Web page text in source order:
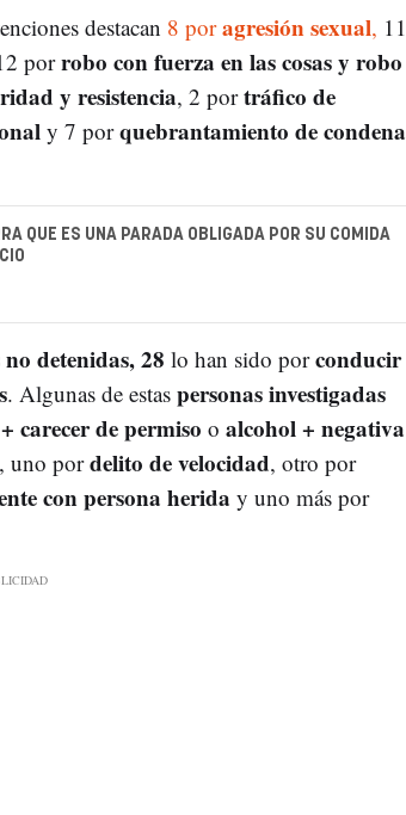
destacan 8 poragresión sexual, 11
porrobo con fuerza en las cosas y robo
y resistencia, 2 portráfico de
y 7 porquebrantamiento de condena
QUE ES UNA PARADA OBLIGADA POR SU COMIDA
detenidas, 28 lo han sido porconducir
. Algunas de estas personas investigadas
carecer de permiso o alcohol + negativa
uno pordelito de velocidad, otro por
con persona herida y uno más por